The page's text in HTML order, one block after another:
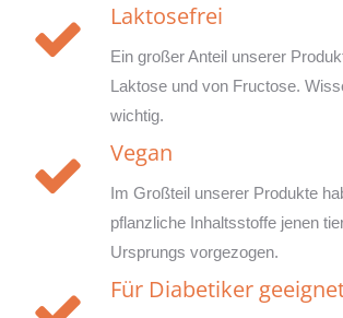
Laktosefrei
Ein großer Anteil unserer
Laktose und von Fructose.
wichtig.
Vegan
Im Großteil unserer Produkte
pflanzliche Inhaltsstoffe jenen
Ursprungs vorgezogen.
Für Diabetiker